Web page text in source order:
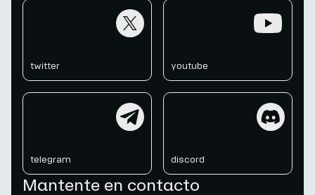
twitter youtube
telegram discord
Mantente en contacto